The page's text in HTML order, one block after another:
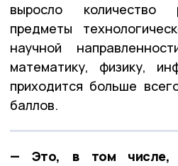
выросло количество
предметы
научной
математику, физику,
приходится больше
баллов.
— Это, в том числе,